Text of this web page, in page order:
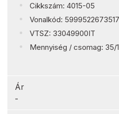
Cikkszám: 4015-05
Vonalkód: 5999522673517
VTSZ: 33049900IT
Mennyiség / csomag: 35/
Ár
-